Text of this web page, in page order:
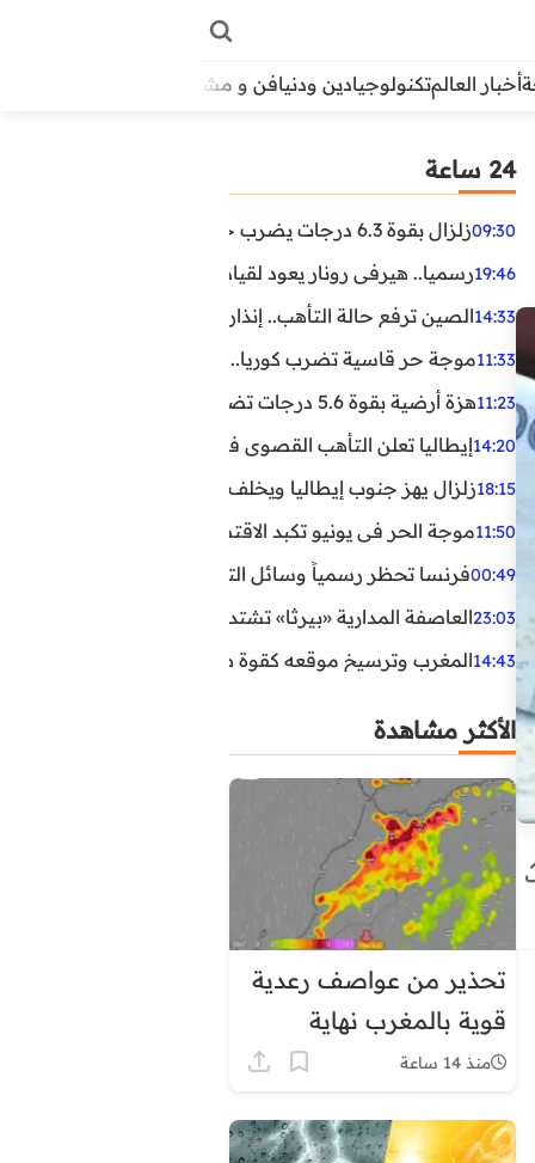
أخبار العالمتكنولوجيادين ودنيافن و مشاهير
24 ساعة
09:30زلزال بقوة 6.3 درجات يضرب جنوب الفلبين.. ولا تحذير من تسونامي حتى الآن
19:46رسميا.. هيرفي رونار يعود لقيادة منتخب كوت ديفوار
14:33الصين ترفع حالة التأهب.. إنذاران جديدان بسبب الأمطار
11:33موجة حر قاسية تضرب كوريا.. وفيات وإصابات ونفوق مئات
11:23هزة أرضية بقوة 5.6 درجات تضرب مصر
14:20إيطاليا تعلن التأهب القصوى في 23 مدينة بسبب موجة حر شديدة
18:15زلزال يهز جنوب إيطاليا ويخلف عشرات الجرحى
11:50موجة الحر في يونيو تكبد الاقتصاد البريطاني خسائر تجاوزت 1.5 مليار
00:49فرنسا تحظر رسمياً وسائل التواصل الاجتماعي على القاصرين
23:03العاصفة المدارية «بيرثا» تشتد وتقترب من سواحل
14:43المغرب وترسيخ موقعه كقوة طاقية إقليمية
الأكثر مشاهدة
تحذير من عواصف رعدية
قوية بالمغرب نهاية
الأسبوع
منذ 14 ساعة